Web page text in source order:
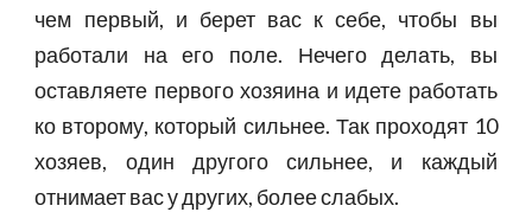
чем первый, и берет вас к себе, чтобы вы
работали на его поле. Нечего делать, вы
оставляете первого хозяина и идете работать
ко второму, который сильнее. Так проходят 10
хозяев, один другого сильнее, и каждый
отнимает вас у других, более слабых.